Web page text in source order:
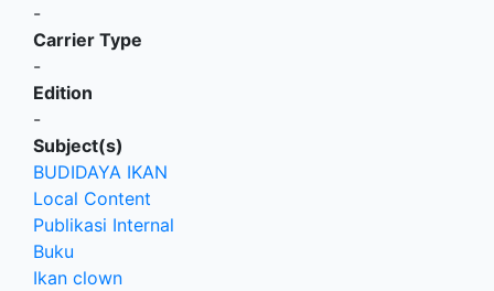
-
Carrier Type
-
Edition
-
Subject(s)
BUDIDAYA IKAN
Local Content
Publikasi Internal
Buku
Ikan clown